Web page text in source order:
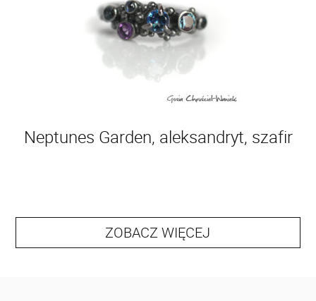
Neptunes Garden, aleksandryt, szafir
ZOBACZ WIĘCEJ